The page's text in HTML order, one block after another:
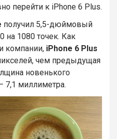
перейти к iPhone 6 Plus.
получил 5,5-дюймовый
на 1080 точек. Как
компании, iPhone 6 Plus
чем предыдущая
новенького
7,1 миллиметра.